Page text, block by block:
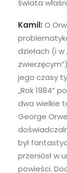
świata
Kamil: O
dziełach (i w
jego czasy
„Rok 1984”
dwa wielkie
George
był
przeniósł w
powieści.